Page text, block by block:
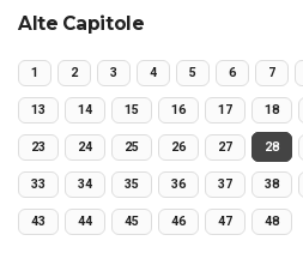
Alte Capitole
1 2 3 4 5 6 7
13 14 15 16 17 18
23 24 25 26 27 28
33 34 35 36 37 38
43 44 45 46 47 48